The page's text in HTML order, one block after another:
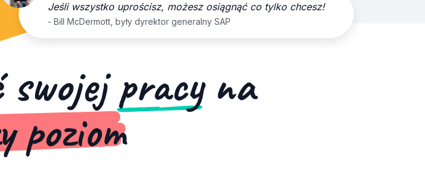
Jeśli wszystko uprościsz, możesz osiągnąć co tylko chcesz!
- Bill McDermott, były dyrektor generalny SAP
swojejpracyna
poziom